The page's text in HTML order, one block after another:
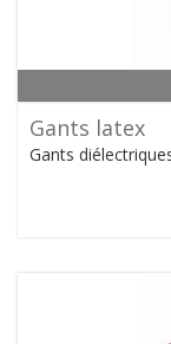
Gants latex
Gants